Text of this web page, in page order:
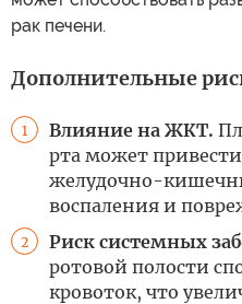
рак печени.
Дополнительные
1 Влияние на ЖКТ.
рта может
желудочно-
воспаления и
2 Риск системных
ротовой полости
кровоток, что